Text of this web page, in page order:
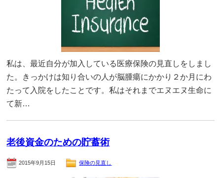
私は、最近自分が加入している医療保険の見直しをしまし
た。きっかけは知り合いの人が脳腫瘍にかかり２か月にわ
たって入院をしたことです。私はそれまでエヌエヌ生命に
て新…
老後資金のための貯蓄術
2015年9月15日 保険の見直し